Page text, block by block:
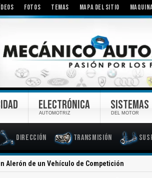
FOTOS TEMAS MAPA DEL SITIO
Dirección Transmisión
ELECTRÓNICA
AUTOMOTRIZ
SISTEMAS
DEL MOTOR
Alerón de un Vehículo de Competición